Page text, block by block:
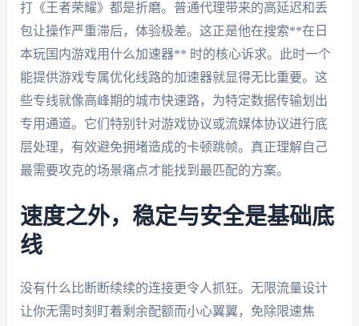
打《王者荣耀》都是折磨。普通代理带来的高延迟和丢
包让操作严重滞后，体验极差。这正是他在搜索**在日
本玩国内游戏用什么加速器** 时的核心诉求。此时一个
能提供游戏专属优化线路的加速器就显得无比重要。这
些专线就像高峰期的城市快速路，为特定数据传输划出
专用通道。它们特别针对游戏协议或流媒体协议进行底
层处理，有效避免拥堵造成的卡顿跳帧。真正理解自己
最需要攻克的场景痛点才能找到最匹配的方案。
速度之外，稳定与安全是基础底
线
没有什么比断断续续的连接更令人抓狂。无限流量设计
让你无需时刻盯着剩余配额而小心翼翼，免除限速焦